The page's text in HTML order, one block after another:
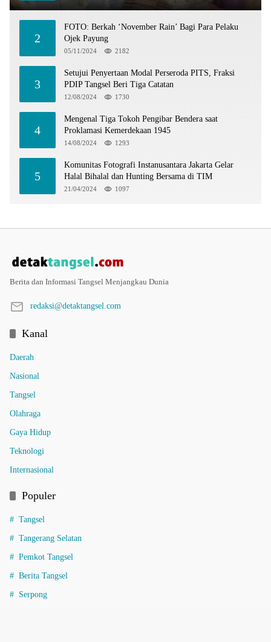
2
FOTO: Berkah ‘November Rain’ Bagi Para Pelaku
Ojek Payung
05/11/2024 2182
3
Setujui Penyertaan Modal Perseroda PITS, Fraksi
PDIP Tangsel Beri Tiga Catatan
12/08/2024 1730
4
Mengenal Tiga Tokoh Pengibar Bendera saat
Proklamasi Kemerdekaan 1945
14/08/2024 1293
5
Komunitas Fotografi Instanusantara Jakarta Gelar
Halal Bihalal dan Hunting Bersama di TIM
21/04/2024 1097
Berita dan Informasi Tangsel Menjangkau Dunia
redaksi@detaktangsel.com
Kanal
Daerah
Nasional
Tangsel
Olahraga
Gaya Hidup
Teknologi
Internasional
Populer
Tangsel
Tangerang Selatan
Pemkot Tangsel
Berita Tangsel
Serpong